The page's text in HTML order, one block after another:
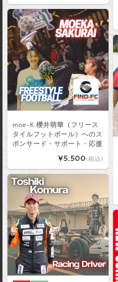
moe-K 櫻井萌華（フリース
タイルフットボール）へのス
ポンサード・サポート・応援
¥5,500(税込)